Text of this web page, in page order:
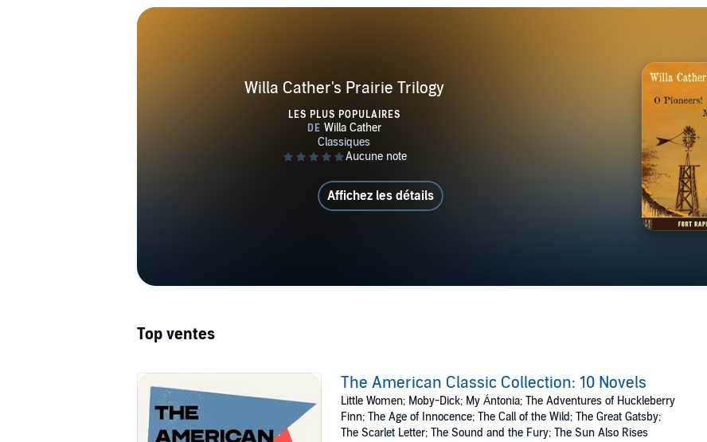
Willa Cather's Prairie Trilogy
LES PLUS POPULAIRES
Affichez les détails
Top ventes
The American Classic Collection: 10 Novels
Little Women; Moby-Dick; My Ántonia; The Adventures of Huckleberry
Finn; The Age of Innocence; The Call of the Wild; The Great Gatsby;
The Scarlet Letter; The Sound and the Fury; The Sun Also Rises